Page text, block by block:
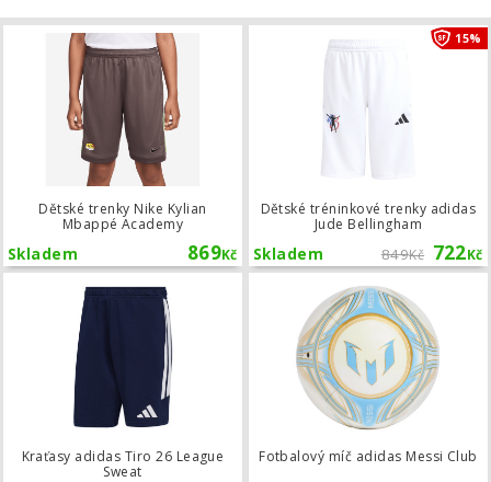
Dětské trenky Nike Kylian
Mbappé Academy
869Kč
Skladem
Dětské trenky Nike Kylian Mbappé
Dětské tréninkové trenky adidas
Jude Bellingham
849Kč 722Kč
Skladem
15%
Kraťasy adidas Tiro 26 League
Sweat
Fotbalový míč adidas Messi Club